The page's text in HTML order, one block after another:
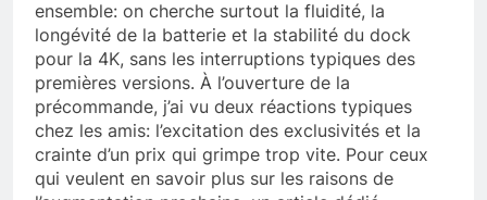
ensemble: on cherche surtout la fluidité, la
longévité de la batterie et la stabilité du dock
pour la 4K, sans les interruptions typiques des
premières versions. À l’ouverture de la
précommande, j’ai vu deux réactions typiques
chez les amis: l’excitation des exclusivités et la
crainte d’un prix qui grimpe trop vite. Pour ceux
qui veulent en savoir plus sur les raisons de